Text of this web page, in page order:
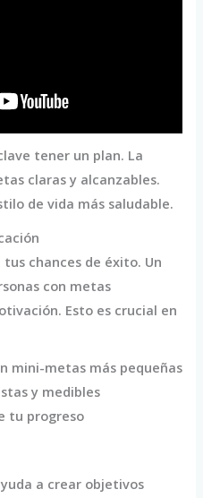
tener un plan. La
claras y alcanzables.
de vida más saludable.
chances de éxito. Un
con metas
Esto es crucial en
mini-metas más pequeñas
y medibles
tu progreso
a crear objetivos